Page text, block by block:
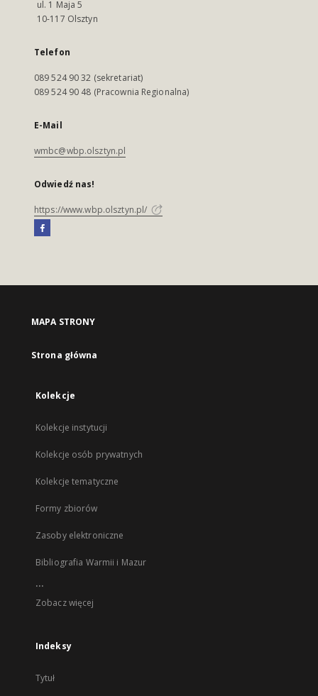
ul. 1 Maja 5
10-117 Olsztyn
Telefon
089 524 90 32 (sekretariat)
089 524 90 48 (Pracownia Regionalna)
E-Mail
wmbc@wbp.olsztyn.pl
Odwiedź nas!
https://www.wbp.olsztyn.pl/
MAPA STRONY
Strona główna
Kolekcje
Kolekcje instytucji
Kolekcje osób prywatnych
Kolekcje tematyczne
Formy zbiorów
Zasoby elektroniczne
Bibliografia Warmii i Mazur
...
Zobacz więcej
Indeksy
Tytuł